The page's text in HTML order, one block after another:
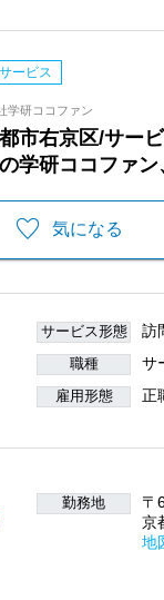
ービス
学研ココファン
都市右京区/サー
学研ココファ
気になる
サービス形態 訪
職種 サ
雇用形態 正
勤務地
〒
京
地